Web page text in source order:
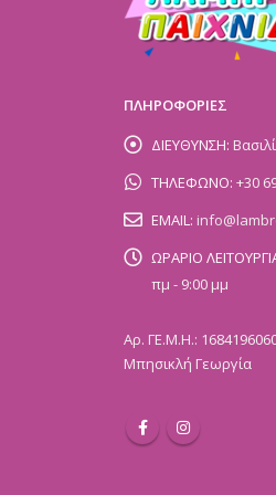
ΠΛΗΡΟΦΟΡΙΕΣ
ΔΙΕΥΘΥΝΣΗ:
ΤΗΛΕΦΩΝΟ: +30
EMAIL:
ΩΡΑΡΙΟ
πμ - 9:00 μμ
Αρ. ΓΕ.Μ.Η.:
Μπησικλή Γεωργία